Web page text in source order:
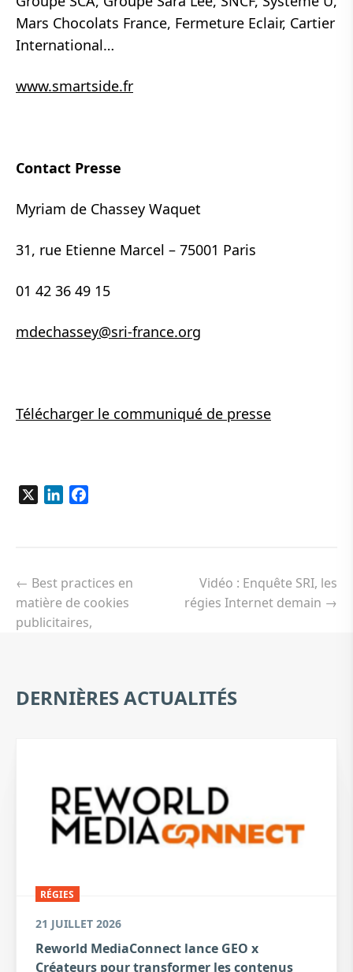
Mars Chocolats France, Fermeture Eclair, Cartier
International…
www.smartside.fr
Contact Presse
Myriam de Chassey Waquet
31, rue Etienne Marcel – 75001 Paris
01 42 36 49 15
mdechassey@sri-france.org
Télécharger le communiqué de presse
LinkedIn
de
l’article
← Best practices en
matière de cookies
publicitaires,
Vidéo : Enquête SRI, les
régies Internet demain →
DERNIÈRES ACTUALITÉS
RÉGIES
21 JUILLET 2026
Reworld MediaConnect lance GEO x
Créateurs pour transformer les contenus